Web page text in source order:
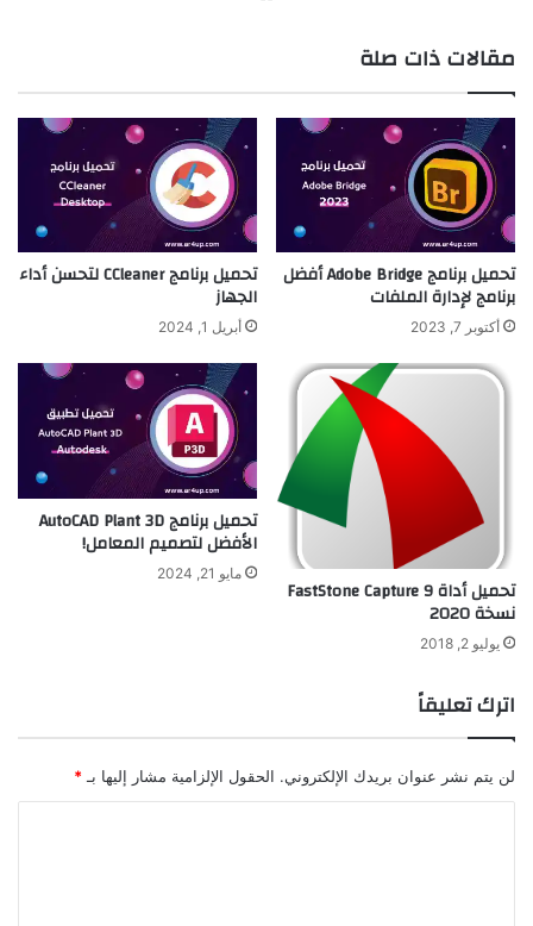
مقالات ذات صلة
تحميل برنامج Adobe Bridge أفضل
برنامج لإدارة الملفات
أكتوبر 7, 2023
تحميل برنامج CCleaner لتحسن أداء
الجهاز
أبريل 1, 2024
تحميل أداة FastStone Capture 9
نسخة 2020
يوليو 2, 2018
تحميل برنامج AutoCAD Plant 3D
الأفضل لتصميم المعامل!
مايو 21, 2024
اترك تعليقاً
لن يتم نشر عنوان بريدك الإلكتروني. الحقول الإلزامية مشار إليها بـ *